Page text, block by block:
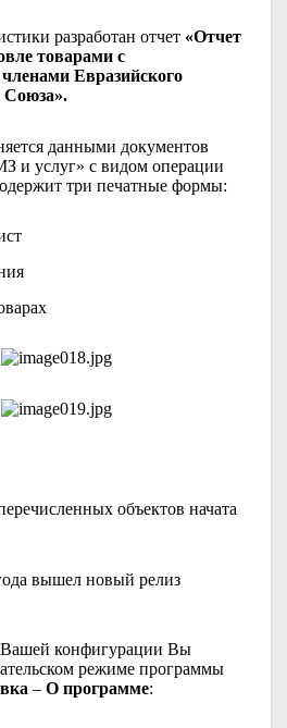
разработан отчет «Отчет
товарами с
Евразийского
Союза».
данными документов
и услуг» с видом операции
три печатные формы:
объектов начата
вышел новый релиз
Вашей конфигурации Вы
режиме программы
– О программе: